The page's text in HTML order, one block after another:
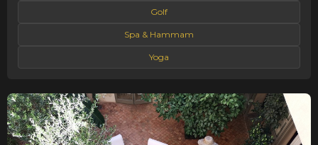
Golf
Spa & Hammam
Yoga